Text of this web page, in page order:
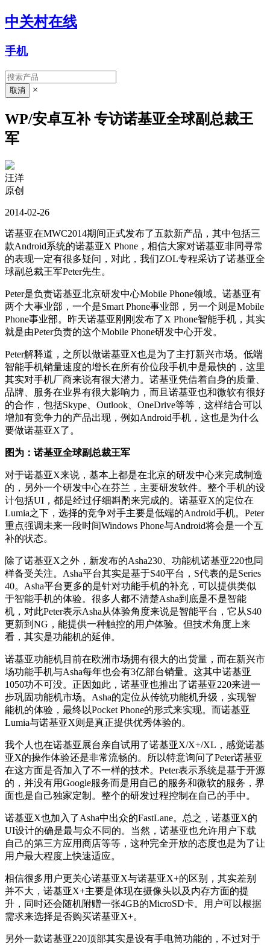
中关村在线
手机
×
WP/安卓互补 专访诺基亚全球副总裁王
军
汪洋
原创
2014-02-26
诺基亚在MWC2014期间正式发布了五款新产品，其中包括三
款Android系统的诺基亚X Phone，相信大家对诺基亚非同寻常
的表现一定有很多疑问，对此，我们ZOL专程采访了诺基亚全
球副总裁王军Peter先生。
Peter是负责诺基亚北京研发中心Mobile Phone领域。诺基亚有
两个大事业部，一个是Smart Phone事业部，另一个则是Mobile
Phone事业部。昨天诺基亚刚刚发布了X Phone智能手机，其实
就是由Peter负责的这个Mobile Phone研发中心开发。
Peter解释道，之所以做诺基亚X也是为了主打新兴市场。低端
智能手机销量速度的增长在所有价位段手机中是最快的，这里
其实对手机厂商来说有很大潜力。诺基亚凭借着自身的质量、
品牌、服务在业界有很大影响力，而且诺基亚也和微软有很好
的合作，包括Skype、Outlook、OneDrive等等，这样结合可以
增加有竞争力的产品出现，例如Android手机，这也是为什么
要做诺基亚X了。
图为：诺基亚全球副总裁王军
对于诺基亚X来说，基本上都是在北京的研发中心来完成制造
的，另外一个研发中心在芬兰，主要研发软件。整个手机的设
计包括UI，都是经过仔细斟酌来完成的。诺基亚X的定位在
Lumia之下，选择的竞争对手主要是低端的Android手机。Peter
重点强调未来一段时间Windows Phone与Android将会是一个互
补的状态。
除了诺基亚X之外，新发布的Asha230、功能机诺基亚220也同
样备受关注。Asha平台其实是基于S40平台，S代表的是Series
40。Asha平台更多的是针对功能手机的补充，可以提供类似
于智能手机的体验。很多人都不清楚Asha到底是不是智能
机，对此Peter表示Asha从体验角度来说是智能平台，它从S40
更新到NG，能提供一种触控的用户体验。但技术角度上来
看，其实是功能机的延伸。
诺基亚功能机目前在欧洲市场拥有很大的出货量，而在新兴市
场功能手机与Asha每年也会有3亿部台销量。这其中诺基亚
1050功不可没。正因如此，诺基亚也推出了诺基亚220来进一
步巩固功能机市场。Asha的定位从传统功能机升级，实现智
能机的体验，最终以Pocket Phone的形式来实现。而诺基亚
Lumia与诺基亚X则是真正提供优秀体验的。
我个人也在诺基亚展台亲自试用了诺基亚X/X+/XL，感觉诺基
亚X的操作体验还是非常流畅的。所以特意询问了Peter诺基亚
在这方面是否加入了不一样的技术。Peter表示系统是基于开源
的，并没有用Google服务而是用自己的服务和微软的服务，界
面也是自己独家定制。整个的研发过程控制在自己的手中。
诺基亚X也加入了Asha中出众的FastLane。总之，诺基亚X的
UI设计的确是最与众不同的。当然，诺基亚也允许用户下载
自己的第三方应用商店等等，这种完全开放的态度也是为了让
用户最大程度上快速适应。
相信很多用户更关心诺基亚X与诺基亚X+的区别，其实差别
并不大，诺基亚X+主要是体现在摄像头以及内存方面的提
升，同时还会随机附赠一张4GB的MicroSD卡。用户可以根据
需求来选择是否购买诺基亚X+。
另外一款诺基亚220顶部其实是设有手电筒功能的，不过对于